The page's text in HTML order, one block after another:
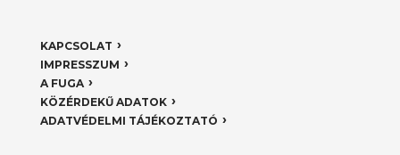
KAPCSOLAT
IMPRESSZUM
A FUGA
KÖZÉRDEKŰ ADATOK
ADATVÉDELMI TÁJÉKOZTATÓ